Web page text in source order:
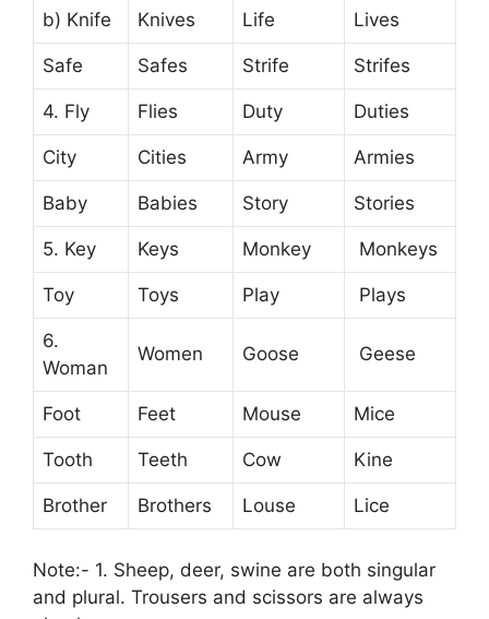
b) Knife Knives Life Lives
Safe Safes Strife Strifes
4. Fly Flies Duty Duties
City Cities Army Armies
Baby Babies Story Stories
5. Key Keys Monkey Monkeys
Toy Toys Play Plays
6.
Woman
Women Goose Geese
Foot Feet Mouse Mice
Tooth Teeth Cow Kine
Brother Brothers Louse Lice
Note:- 1. Sheep, deer, swine are both singular
and plural. Trousers and scissors are always